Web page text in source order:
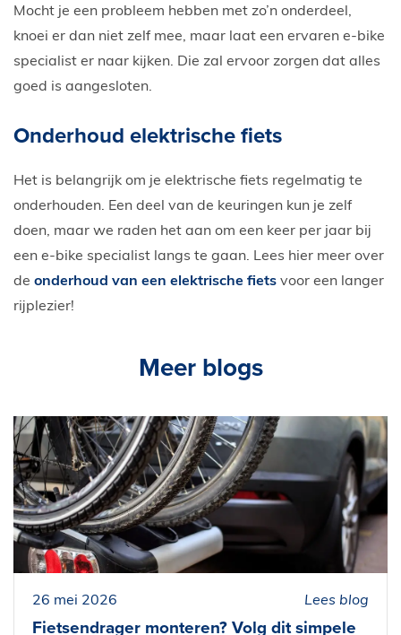
Mocht je een probleem hebben met zo’n onderdeel,
knoei er dan niet zelf mee, maar laat een ervaren e-bike
specialist er naar kijken. Die zal ervoor zorgen dat alles
goed is aangesloten.
Onderhoud elektrische fiets
Het is belangrijk om je elektrische fiets regelmatig te
onderhouden. Een deel van de keuringen kun je zelf
doen, maar we raden het aan om een keer per jaar bij
een e-bike specialist langs te gaan. Lees hier meer over
de onderhoud van een elektrische fiets voor een langer
rijplezier!
Meer blogs
26 mei 2026
Fietsendrager monteren? Volg dit simpele
Lees blog